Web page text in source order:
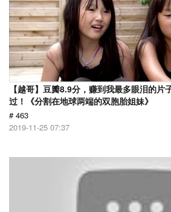
【越哥】豆瓣8.9分，赚到我最多眼泪的片
过！《分割在地球两端的双胞胎姐妹》
# 463
2019-11-25 07:37